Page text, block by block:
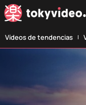
Vídeos de tendencias